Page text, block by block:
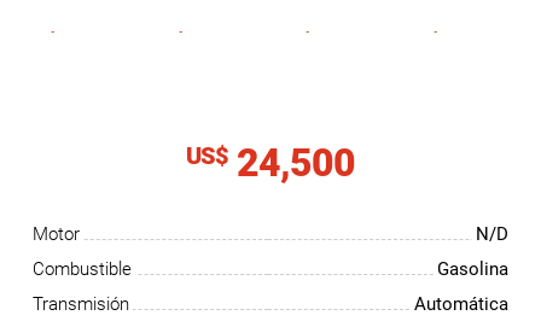
US$ 24,500
Motor
N/D
Combustible
Gasolina
Transmisión
Automática